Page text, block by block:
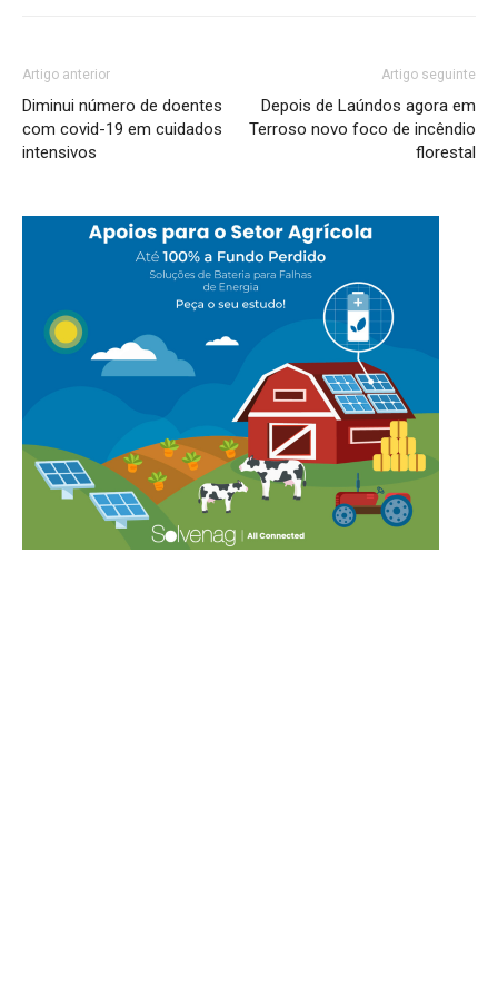
Artigo anterior
Diminui número de doentes
com covid-19 em cuidados
intensivos
Artigo seguinte
Depois de Laúndos agora em
Terroso novo foco de incêndio
florestal